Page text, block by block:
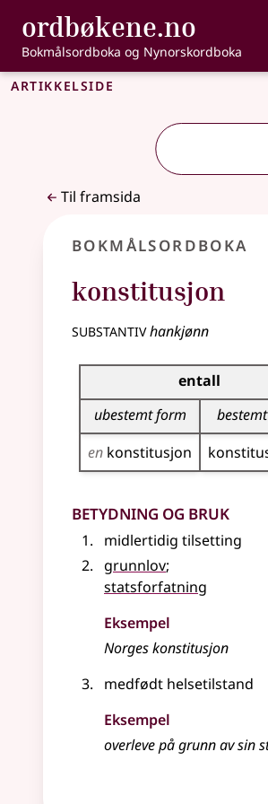
Gå til hovudinnhald
Tilgjenge
ordbøkene.no ,
Bokmålsordboka og Nynorskordboka
Artikkelside
Til framsida
Bokmålsordboka
konstitusjon
substantivhankjønn
Bøyingstabell for dette
entall
ubestemt form
en konstitusjon
Betydning og bruk
midlertidig tilsetting
grunnlov;
statsforfatning
Eksempel
Norgeskonstitusjon
medfødt helsetilstand
Eksempel
overleve på grunn av sin